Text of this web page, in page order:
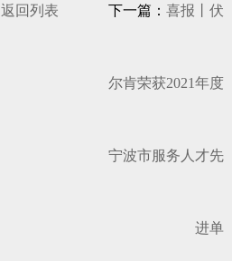
返回列表 下一篇： 喜报丨伏
尔肯荣获2021年度
宁波市服务人才先
进单